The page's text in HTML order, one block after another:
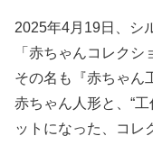
2025年4月19日、シ
「赤ちゃんコレクシ
その名も『赤ちゃん
赤ちゃん人形と、“
ットになった、コレ